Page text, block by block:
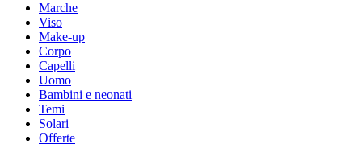
Marche
Viso
Make-up
Corpo
Capelli
Uomo
Bambini e neonati
Temi
Solari
Offerte